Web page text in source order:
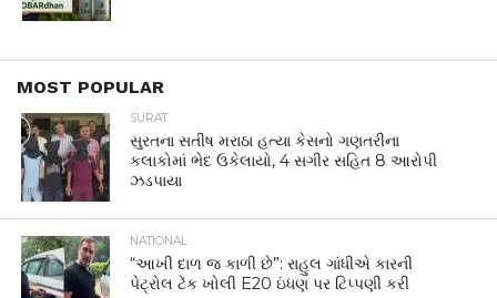
MOST POPULAR
SURAT
સુરતના સતીષ મરાઠા હત્યા કેસનો ગણતરીના
કલાકોમાં ભેદ ઉકેલાયો, 4 સગીર સહિત 8 આરોપી
ઝડપાયા
NATIONAL
“આખી દાળ જ કાળી છે”: રાહુલ ગાંધીએ કારની
પેટ્રોલ ટેંક ખોલી E20 ઇંધણ પર ટિપ્પણી કરી